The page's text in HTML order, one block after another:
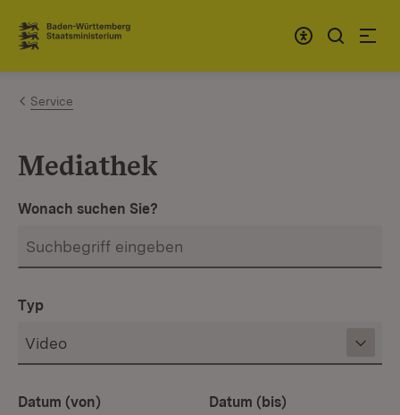
Zum Inhalt springen
Link zur Startseite
Service
Mediathek
Wonach suchen Sie?
Typ
Datum (von) Datum (bis)